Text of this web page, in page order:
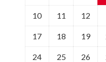
10 11 12
17 18 19
24 25 26